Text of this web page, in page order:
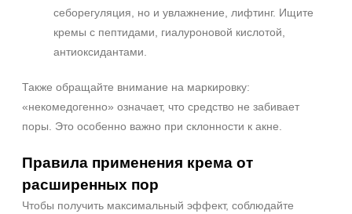
себорегуляция, но и увлажнение, лифтинг. Ищите
кремы с пептидами, гиалуроновой кислотой,
антиоксидантами.
Также обращайте внимание на маркировку:
«некомедогенно» означает, что средство не забивает
поры. Это особенно важно при склонности к акне.
Правила применения крема от
расширенных пор
Чтобы получить максимальный эффект, соблюдайте